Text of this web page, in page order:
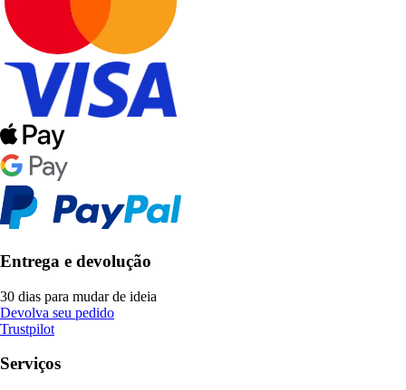
Entrega e devolução
30 dias para mudar de ideia
Devolva seu pedido
Trustpilot
Serviços